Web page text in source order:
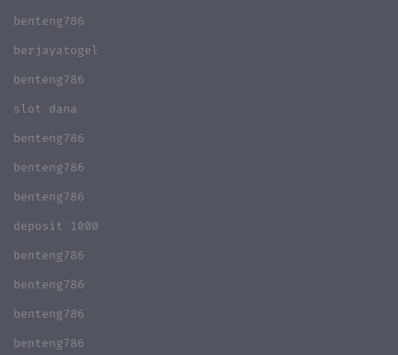
benteng786
berjayatogel
benteng786
slot dana
benteng786
benteng786
benteng786
deposit 1000
benteng786
benteng786
benteng786
benteng786